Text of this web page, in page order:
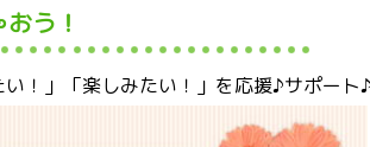
う！
！」「楽しみたい！」を応援♪サポート